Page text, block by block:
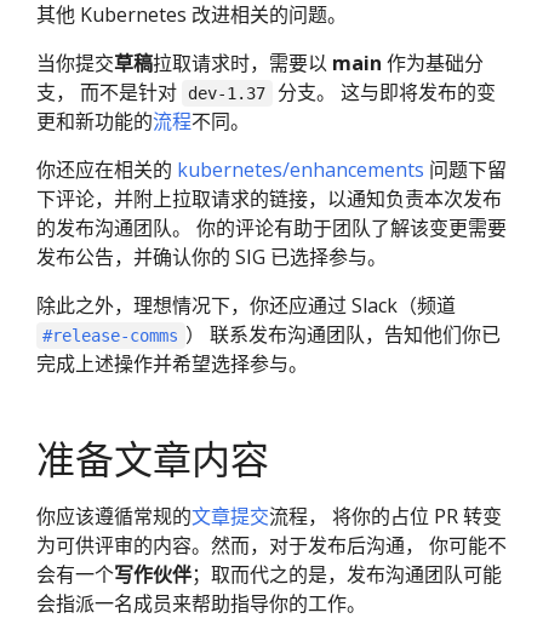
其他 Kubernetes 改进相关的问题。
当你提交草稿拉取请求时，需要以 main 作为基础分
支， 而不是针对
dev-1.37
分支。 这与即将发布的变
更和新功能的流程不同。
你还应在相关的 kubernetes/enhancements 问题下留
下评论，并附上拉取请求的链接，以通知负责本次发布
的发布沟通团队。 你的评论有助于团队了解该变更需要
发布公告，并确认你的 SIG 已选择参与。
除此之外，理想情况下，你还应通过 Slack（频道
#release-comms ） 联系发布沟通团队，告知他们你已
完成上述操作并希望选择参与。
准备文章内容
你应该遵循常规的文章提交流程， 将你的占位 PR 转变
为可供评审的内容。然而，对于发布后沟通， 你可能不
会有一个写作伙伴；取而代之的是，发布沟通团队可能
会指派一名成员来帮助指导你的工作。